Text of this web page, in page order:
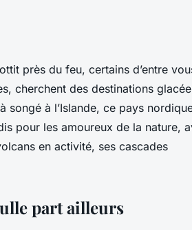
près du feu, certains d’entre
cherchent des destinations
à l’Islande, ce pays
pour les amoureux de la nature,
en activité, ses cascades
part ailleurs